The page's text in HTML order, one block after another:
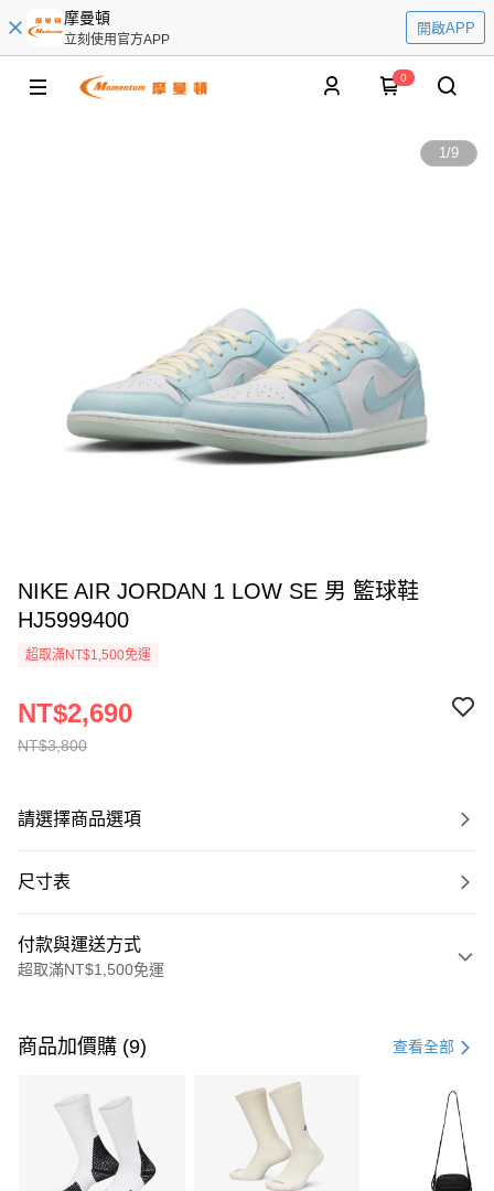
摩曼頓
立刻使用官方APP
開啟APP
0
1/9
NIKE AIR JORDAN 1 LOW SE 男 籃球鞋
HJ5999400
超取滿NT$1,500免運
NT$3,800
NT$2,690
請選擇商品選項
尺寸表
付款與運送方式
超取滿NT$1,500免運
信用卡一次付款
3 期 0 利率 每期 21家銀行
合作金庫商業銀行
第一商業銀行
華南商業銀行
彰化商業銀行
商品加價購 (9) 查看全部